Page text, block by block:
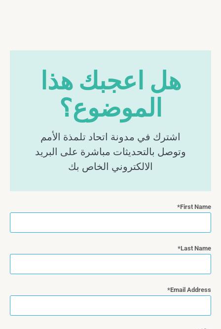
هل اعجبك هذا
الموضوع؟
اشترك في مدونة اتحاد تلمذة الأمم
وتوصل بالتحديثات مباشرة على البريد
الالكتروني الخاص بك
First Name
Last Name
Email Address